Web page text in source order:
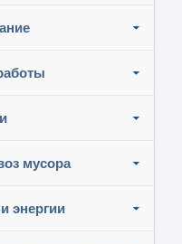
мусора
энергии